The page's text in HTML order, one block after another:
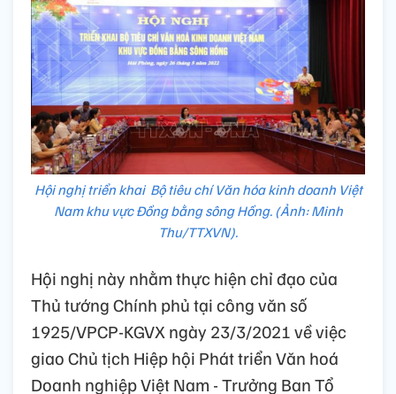
Hội nghị triển khai Bộ tiêu chí Văn hóa kinh doanh Việt
Nam khu vực Đồng bằng sông Hồng. (Ảnh: Minh
Thu/TTXVN).
Hội nghị này nhằm thực hiện chỉ đạo của
Thủ tướng Chính phủ tại công văn số
1925/VPCP-KGVX ngày 23/3/2021 về việc
giao Chủ tịch Hiệp hội Phát triển Văn hoá
Doanh nghiệp Việt Nam - Trưởng Ban Tổ